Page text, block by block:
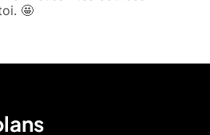
🤩